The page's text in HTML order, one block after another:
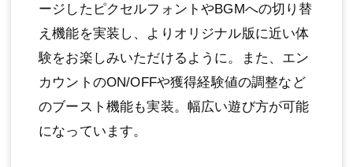
ージしたピクセルフォントやBGMへの切り替
え機能を実装し、よりオリジナル版に近い体
験をお楽しみいただけるように。また、エン
カウントのON/OFFや獲得経験値の調整など
のブースト機能も実装。幅広い遊び方が可能
になっています。